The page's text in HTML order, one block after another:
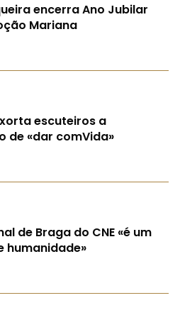
encerra Ano Jubilar
Mariana
escuteiros a
de «dar comVida»
de Braga do CNE «é um
humanidade»